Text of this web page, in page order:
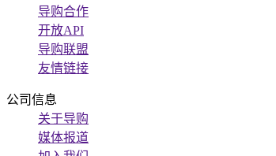
导购合作
开放API
导购联盟
友情链接
公司信息
关于导购
媒体报道